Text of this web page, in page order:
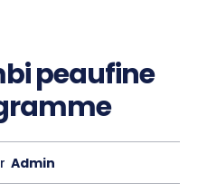
peaufine
Admin